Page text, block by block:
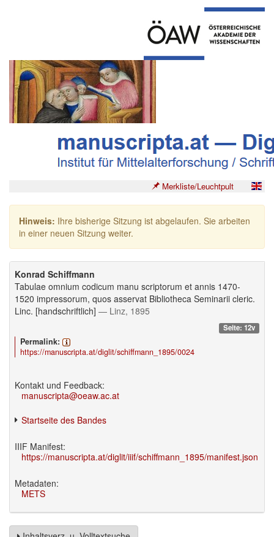
Merkliste/Leuchtpult
Hinweis: Ihre bisherige Sitzung ist abgelaufen. Sie arbeiten
in einer neuen Sitzung weiter.
Konrad Schiffmann
Tabulae omnium codicum manu scriptorum et annis 1470-
1520 impressorum, quos asservat Bibliotheca Seminarii cleric.
Linc. [handschriftlich] — Linz, 1895
Seite: 12v
Permalink:
https://manuscripta.at/diglit/schiffmann_1895/0024
Kontakt und Feedback:
manuscripta@oeaw.ac.at
Startseite des Bandes
IIIF Manifest:
https://manuscripta.at/diglit/iiif/schiffmann_1895/manifest.json
Metadaten:
METS